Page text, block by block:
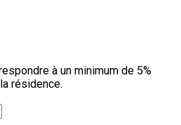
à un minimum de 5%
résidence.